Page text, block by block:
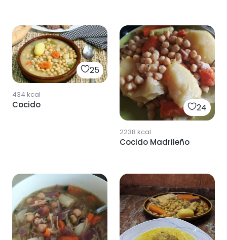
25
434 kcal
Cocido 24
2238 kcal
Cocido Madrileño